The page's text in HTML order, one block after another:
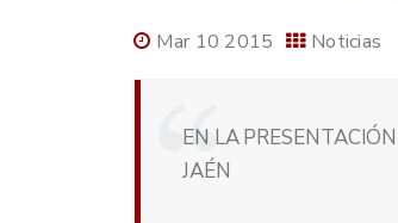
Mar 10 2015 Noticias
EN LA
JAÉN